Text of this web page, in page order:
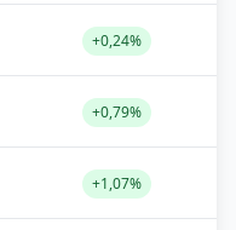
+0,24%
+0,79%
+1,07%